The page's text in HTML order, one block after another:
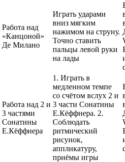
Работа над
«Канцоной»
Де Милано
Играть ударами
вниз мягким
нажимом на струну.
Точно ставить
пальцы левой руки
на лады
Работа над 2 и
3 частями
Сонатины
Е.Кёффнера
1. Играть в
медленном темпе
со счётом вслух 2 и
3 части Сонатины
Е.Кёффнера. 2.
Соблюдать
ритмический
рисунок,
аппликатуру,
приёмы игры